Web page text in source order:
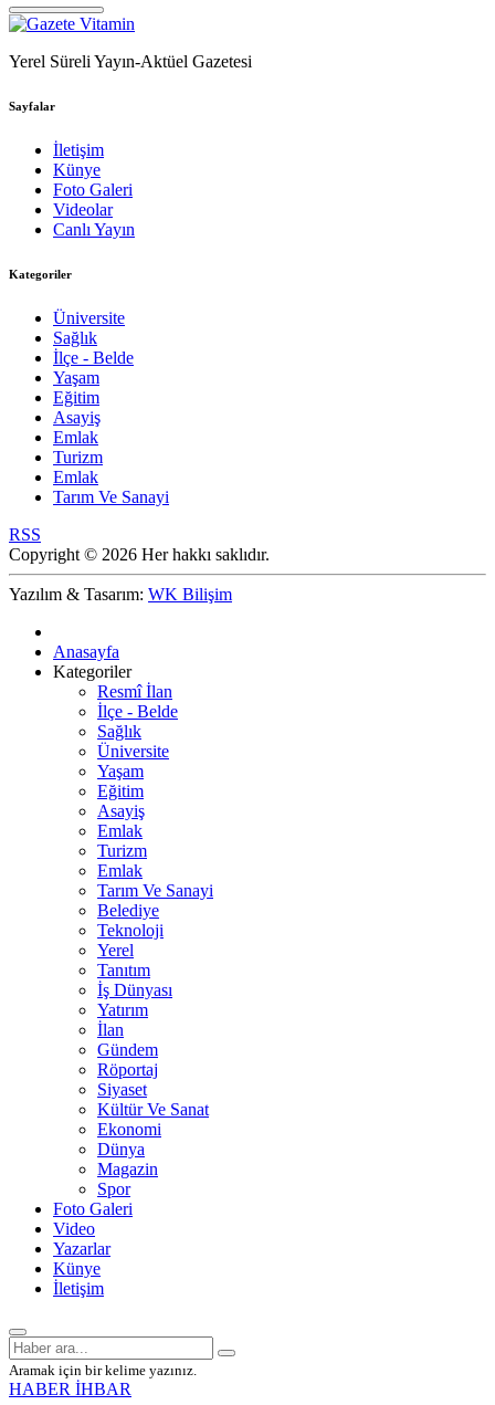
Yerel Süreli Yayın-Aktüel Gazetesi
Sayfalar
İletişim
Künye
Foto Galeri
Videolar
Canlı Yayın
Kategoriler
Üniversite
Sağlık
İlçe - Belde
Yaşam
Eğitim
Asayiş
Emlak
Turizm
Emlak
Tarım Ve Sanayi
RSS
Copyright © 2026 Her hakkı saklıdır.
Yazılım & Tasarım: WK Bilişim
Anasayfa
Kategoriler
Resmî İlan
İlçe - Belde
Sağlık
Üniversite
Yaşam
Eğitim
Asayiş
Emlak
Turizm
Emlak
Tarım Ve Sanayi
Belediye
Teknoloji
Yerel
Tanıtım
İş Dünyası
Yatırım
İlan
Gündem
Röportaj
Siyaset
Kültür Ve Sanat
Ekonomi
Dünya
Magazin
Spor
Foto Galeri
Video
Yazarlar
Künye
İletişim
Aramak için bir kelime yazınız.
HABER İHBAR